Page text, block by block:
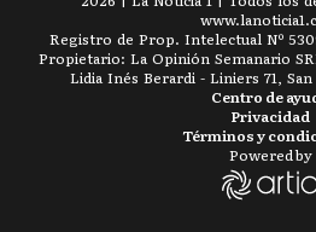
www.
Registro de Prop. Intelectual Nº
Propietario: La Opinión Semanario
Lidia Inés Berardi - Liniers 71,
Términos y
Privacidad
Centro de
Powered by